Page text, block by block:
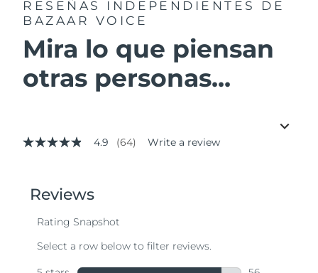
RESEÑAS INDEPENDIENTES
DE
BAZAAR VOICE
Mira lo que piensan
otras personas...
4.9
stars,
average
value.
4.9 (64) Write a review